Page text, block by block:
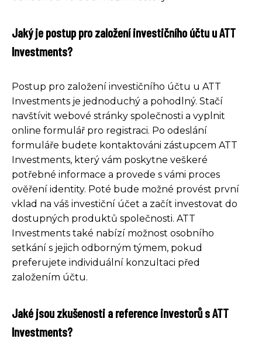
Jaký je postup pro založení investičního účtu u ATT
Investments?
Postup pro založení investičního účtu u ATT
Investments je jednoduchý a pohodlný. Stačí
navštívit webové stránky společnosti a vyplnit
online formulář pro registraci. Po odeslání
formuláře budete kontaktováni zástupcem ATT
Investments, který vám poskytne veškeré
potřebné informace a provede s vámi proces
ověření identity. Poté bude možné provést první
vklad na váš investiční účet a začít investovat do
dostupných produktů společnosti. ATT
Investments také nabízí možnost osobního
setkání s jejich odborným týmem, pokud
preferujete individuální konzultaci před
založením účtu.
Jaké jsou zkušenosti a reference investorů s ATT
Investments?